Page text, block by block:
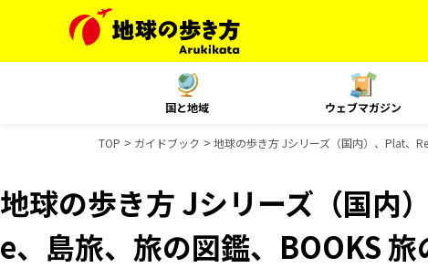
国と地域 ウェブマガジン
TOP ガイドブック 地球の歩き方 Jシリーズ（国内）、Plat、
地球の歩き方 Jシリーズ（国
e、島旅、旅の図鑑、BOOKS